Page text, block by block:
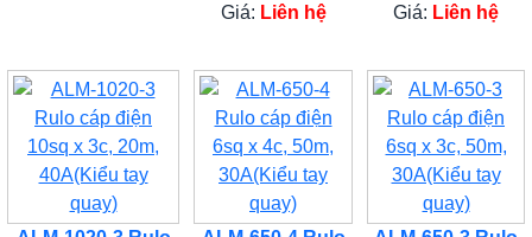
Giá: Liên hệ
Giá: Liên hệ